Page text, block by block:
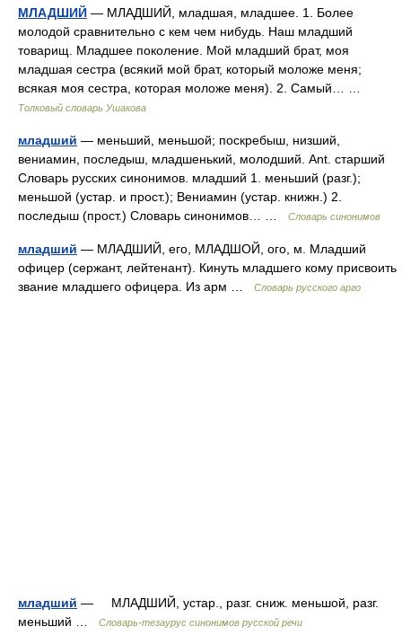
МЛАДШИЙ — МЛАДШИЙ, младшая, младшее. 1. Более
молодой сравнительно с кем чем нибудь. Наш младший
товарищ. Младшее поколение. Мой младший брат, моя
младшая сестра (всякий мой брат, который моложе меня;
всякая моя сестра, которая моложе меня). 2. Самый… …
Толковый словарь Ушакова
младший — меньший, меньшой; поскребыш, низший,
вениамин, последыш, младшенький, молодший. Ant. старший
Словарь русских синонимов. младший 1. меньший (разг.);
меньшой (устар. и прост.); Вениамин (устар. книжн.) 2.
последыш (прост.) Словарь синонимов… …
Словарь синонимов
младший — МЛАДШИЙ, его, МЛАДШОЙ, ого, м. Младший
офицер (сержант, лейтенант). Кинуть младшего кому присвоить
звание младшего офицера. Из арм …
Словарь русского арго
младший — МЛАДШИЙ, устар., разг. сниж. меньшой, разг.
меньший …
Словарь-тезаурус синонимов русской речи